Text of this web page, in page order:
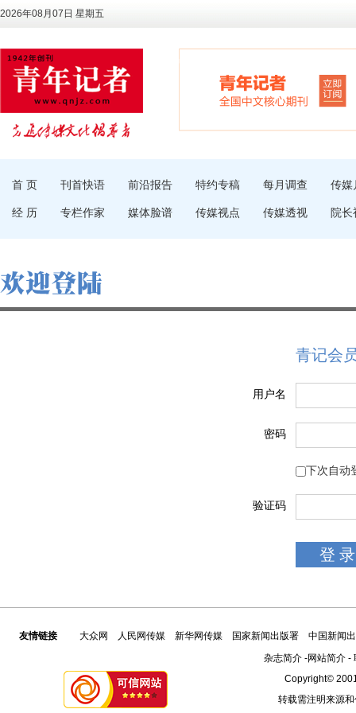
2026年08月07日 星期五
首 页 刊首快语 前沿报告 特约专稿 每月调查 传媒
经 历 专栏作家 媒体脸谱 传媒视点 传媒透视 院长
青记会
用户名
密码
下次自动
验证码
友情链接 大众网 人民网传媒 新华网传媒 国家新闻出版署
中国新闻
杂志简介 -网站简介 -
Copyright©
转载需注明来源